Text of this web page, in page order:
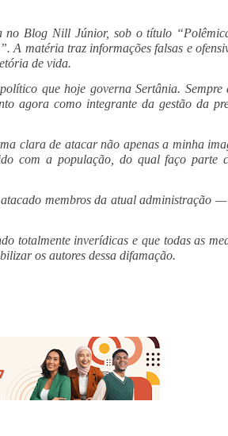
no Blog Nill Júnior, sob o título
A matéria traz informações falsas e
de vida.
que hoje governa Sertânia. Sempre
agora como integrante da gestão da
clara de atacar não apenas a minha
com a população, do qual faço parte
membros da atual administração
totalmente inverídicas e que todas as
os autores dessa difamação.